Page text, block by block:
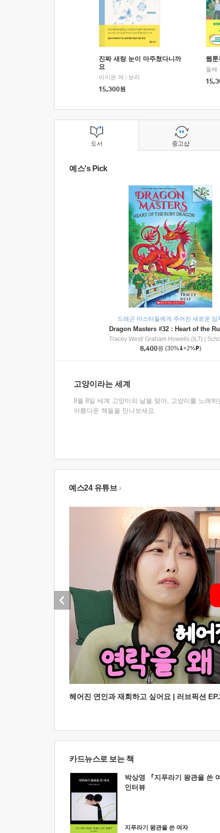
진짜 새랑 눈이 마주쳤다니까
요
이이은 저
보리
15,300원
웹
돌배
도서
예스's Pick
드래곤 마스터들에게 주어진 새로운 임
Tracey West/ Graham Howells (ILT)
8,400원 (30% +2% )
고양이라는 세계
8월 8일 세계 고양이의 날을 맞아, 고양이를 노래하
아름다운 책들을 만나보세요.
중고샵
예스24 유튜브
헤어진 연인과 재회하고 싶어요 | 러브픽션
카드뉴스로 보는 책
박상영 『지푸라기 왕관을 쓴
인터뷰
지푸라기 왕관을 쓴 여자